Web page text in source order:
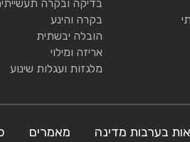
בדיקה ובקרה
בקרה והינע
הובלה יבשתית
אריזה ומילוי
מלגזות ועגלות שינוע
בערבות מדינה מאמרים